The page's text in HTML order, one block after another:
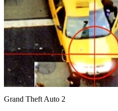
Grand Theft Auto 2